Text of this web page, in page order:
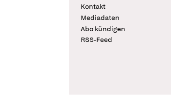
Kontakt
Mediadaten
Abo kündigen
RSS-Feed